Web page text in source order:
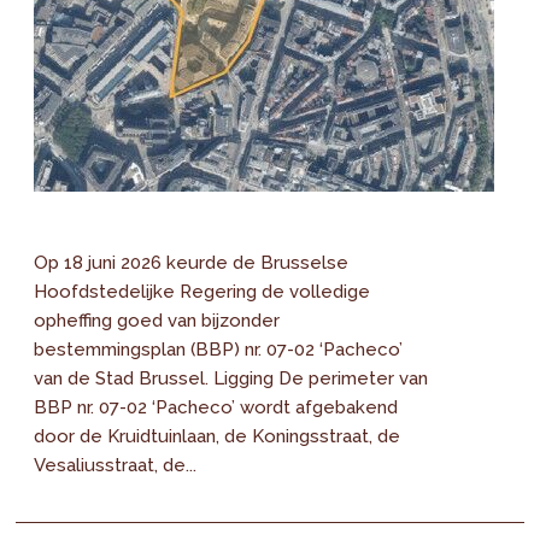
Op 18 juni 2026 keurde de Brusselse
Hoofdstedelijke Regering de volledige
opheffing goed van bijzonder
bestemmingsplan (BBP) nr. 07-02 ‘Pacheco’
van de Stad Brussel. Ligging De perimeter van
BBP nr. 07-02 ‘Pacheco’ wordt afgebakend
door de Kruidtuinlaan, de Koningsstraat, de
Vesaliusstraat, de...